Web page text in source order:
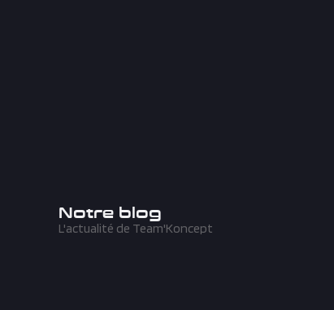
Notre blog
L'actualité de Team'Koncept